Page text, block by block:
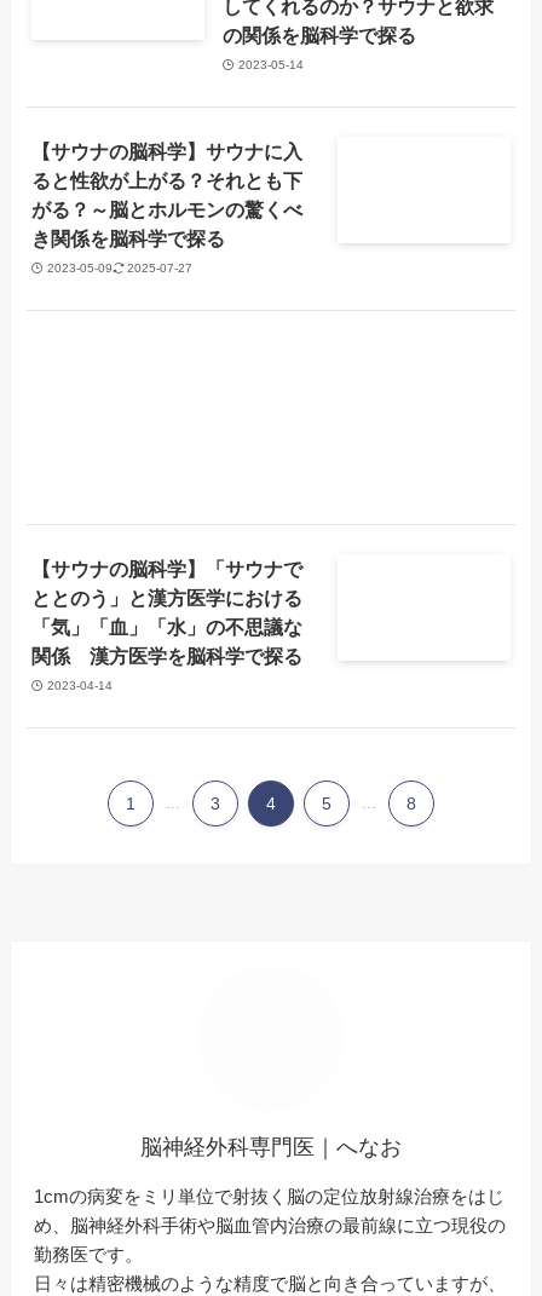
してくれるのか？サウナと欲求
の関係を脳科学で探る
2023-05-14
【サウナの脳科学】サウナに入
ると性欲が上がる？それとも下
がる？～脳とホルモンの驚くべ
き関係を脳科学で探る
2023-05-09 2025-07-27
【サウナの脳科学】「サウナで
ととのう」と漢方医学における
「気」「血」「水」の不思議な
関係 漢方医学を脳科学で探る
2023-04-14
1 ... 3 4 5 ... 8
脳神経外科専門医｜へなお
1cmの病変をミリ単位で射抜く脳の定位放射線治療をはじ
め、脳神経外科手術や脳血管内治療の最前線に立つ現役の
勤務医です。
日々は精密機械のような精度で脳と向き合っていますが、